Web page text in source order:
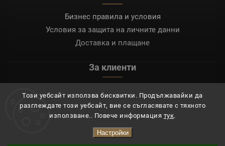
Този уебсайт използва бисквитки. Продължавайки да
разглеждате този уебсайт, вие се съгласявате с тяхното
използване.. Повече информация тук.
Настройки
Бизнес правила и условия
Условия за защита на личните данни
Доставка и плащане
За клиенти
Регистрация
Вход